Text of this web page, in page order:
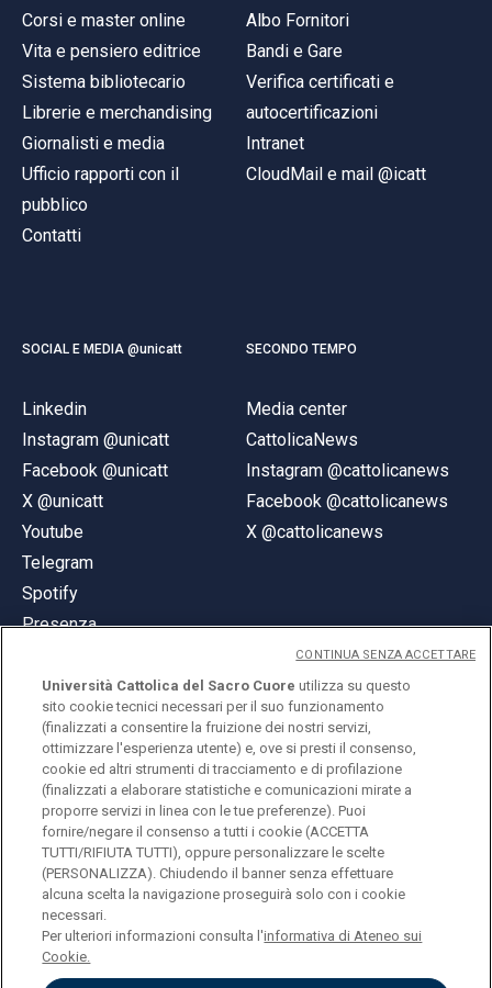
Corsi e master online
Vita e pensiero editrice
Sistema bibliotecario
Librerie e merchandising
Giornalisti e media
Ufficio rapporti con il
pubblico
Contatti
Albo Fornitori
Bandi e Gare
Verifica certificati e
autocertificazioni
Intranet
CloudMail e mail @icatt
SOCIAL E MEDIA @unicatt
Linkedin
Instagram @unicatt
Facebook @unicatt
X @unicatt
Youtube
Telegram
Spotify
Presenza
SECONDO TEMPO
Media center
CattolicaNews
Instagram @cattolicanews
Facebook @cattolicanews
X @cattolicanews
© Università Cattolica del Sacro Cuore
Largo A. Gemelli 1, 20123 Milano
PI 02133120150
ENGLISH
Università Cattolica del Sacro Cuore utilizza su questo
sito cookie tecnici necessari per il suo funzionamento
(finalizzati a consentire la fruizione dei nostri servizi,
ottimizzare l'esperienza utente) e, ove si presti il consenso,
cookie ed altri strumenti di tracciamento e di profilazione
(finalizzati a elaborare statistiche e comunicazioni mirate a
proporre servizi in linea con le tue preferenze). Puoi
fornire/negare il consenso a tutti i cookie (ACCETTA
TUTTI/RIFIUTA TUTTI), oppure personalizzare le scelte
(PERSONALIZZA). Chiudendo il banner senza effettuare
alcuna scelta la navigazione proseguirà solo con i cookie
necessari.
Per ulteriori informazioni consulta l'informativa di Ateneo sui
Cookie.
CONTINUA SENZA ACCETTARE